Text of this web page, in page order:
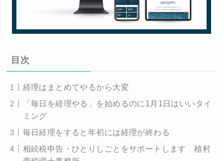
目次
経理はまとめてやるから大変
「毎日を経理やる」を始めるのに1月1日はいいタイ
ミング
毎日経理をすると年初には経理が終わる
相続税申告・ひとりしごとをサポートします 植村